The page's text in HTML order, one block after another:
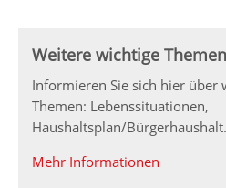
Weitere wichtige Themen
Informieren Sie sich hier über
Themen: Lebenssituationen,
Haushaltsplan/Bürgerhaushalt.
Mehr Informationen